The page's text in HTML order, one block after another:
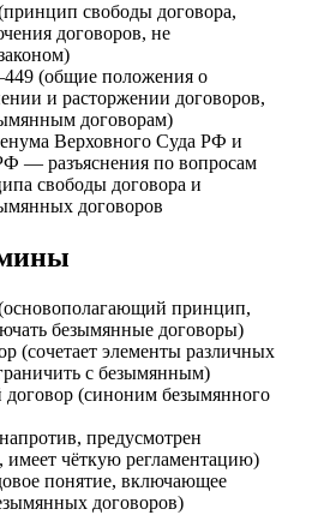
свободы договора,
договоров, не
(общие положения о
и расторжении договоров,
договорам)
Верховного Суда РФ и
— разъяснения по вопросам
свободы договора и
договоров
принцип,
безымянные договоры)
(сочетает элементы различных
с безымянным)
(синоним безымянного
предусмотрен
имеет чёткую регламентацию)
понятие, включающее
договоров)